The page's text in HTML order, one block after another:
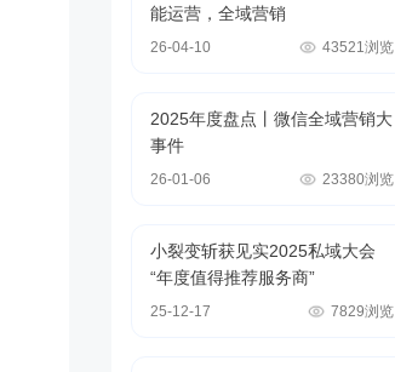
能运营，全域营销
26-04-10 43521浏览
2025年度盘点丨微信全域营销大
事件
26-01-06 23380浏览
小裂变斩获见实2025私域大会
“年度值得推荐服务商”
25-12-17 7829浏览